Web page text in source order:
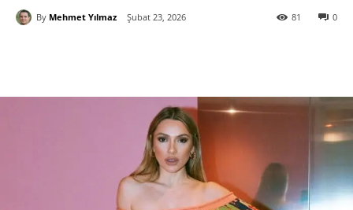
By Mehmet Yılmaz Şubat 23, 2026 0
81